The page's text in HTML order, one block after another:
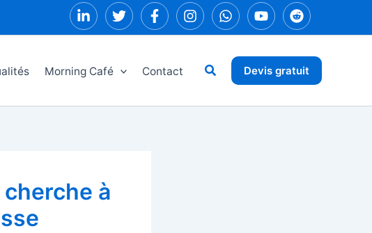
Morning Café Contact RechercherDevis gratuit
cherche à